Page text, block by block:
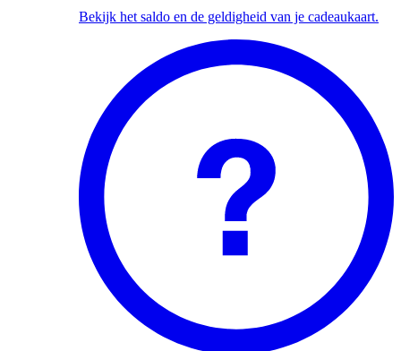
Bekijk het saldo en de geldigheid van je cadeaukaart.